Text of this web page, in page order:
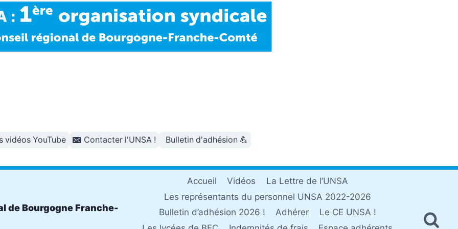
vidéos YouTube Contacter l'UNSA ! Bulletin d'adhésion 💪
de Bourgogne Franche-
Accueil Vidéos
La Lettre de l’UNSA
Les représentants du personnel UNSA 2022-2026
Bulletin d’adhésion 2026 !
Adhérer
Le CE UNSA !